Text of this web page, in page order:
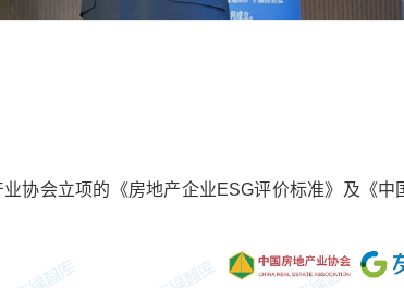
会立项的《房地产企业ESG评价标准》及《中